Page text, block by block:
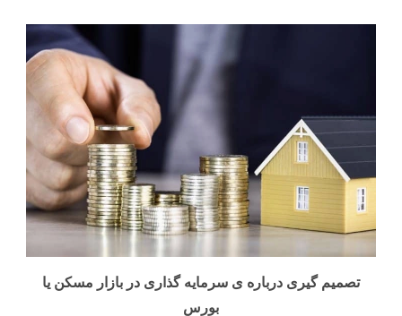
تصمیم گیری درباره ی سرمایه گذاری در بازار مسکن یا
بورس